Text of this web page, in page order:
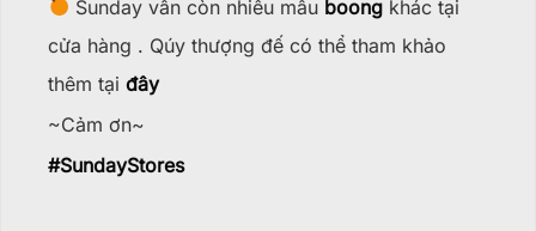
Sunday vẫn còn nhiều mẫu boong khác tại
cửa hàng . Qúy thượng đế có thể tham khảo
thêm tại đây
~Cảm ơn~
#SundayStores